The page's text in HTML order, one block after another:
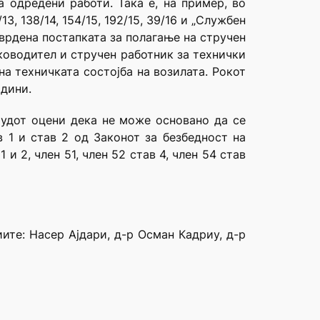
одредени работи. Така е, на пример, во
138/14, 154/15, 192/15, 39/16 и „Службен
постапката за полагање на стручен
и стручен работник за технички
техничката состојба на возилата. Рокот
оцени дека не може основано да се
и став 2 од Законот за безбедност на
и 2, член 51, член 52 став 4, член 54 став
Насер Ајдари, д-р Осман Кадриу, д-р